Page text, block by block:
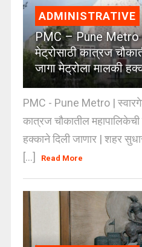
ADMINISTRATIVE
PMC – Pune Metro
मेट्रोसाठी कात्रज
जागा मेट्रोला मालकी
PMC - Pune Metro |
कात्रज चौकातील महापालिकेची
हक्काने दिली जाणार | शहर
[...]
Read More